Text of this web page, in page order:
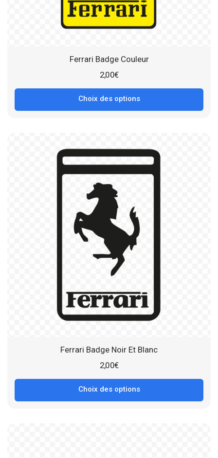
Ferrari Badge Couleur
2,00€
Choix des options
Ferrari Badge Noir Et Blanc
2,00€
Choix des options